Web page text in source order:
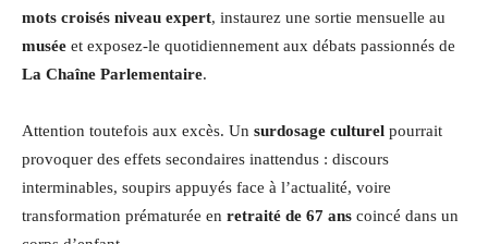
mots croisés niveau expert, instaurez une sortie mensuelle au
musée et exposez-le quotidiennement aux débats passionnés de
La Chaîne Parlementaire.
Attention toutefois aux excès. Un surdosage culturel pourrait
provoquer des effets secondaires inattendus : discours
interminables, soupirs appuyés face à l’actualité, voire
transformation prématurée en retraité de 67 ans coincé dans un